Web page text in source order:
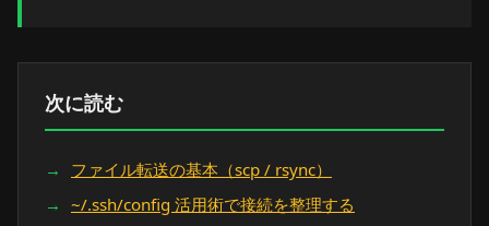
次に読む
ファイル転送の基本（scp / rsync）
~/.ssh/config 活用術で接続を整理する